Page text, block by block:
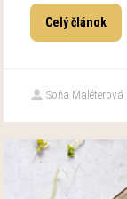
Celý článok
Soňa Maléterová